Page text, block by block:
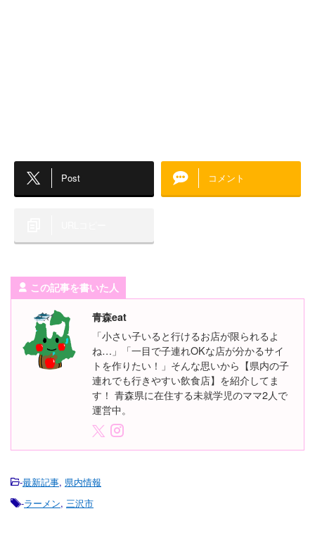
Post コメント
この記事を書いた人
青森eat
「小さい子いると行けるお店が限られるよ
ね…」「一目で子連れOKな店が分かるサイ
トを作りたい！」そんな思いから【県内の子
連れでも行きやすい飲食店】を紹介してま
す！ 青森県に在住する未就学児のママ2人で
運営中。
-最新記事, 県内情報
-ラーメン, 三沢市